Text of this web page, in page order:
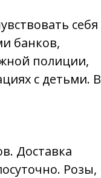
себя
банков,
полиции,
с детьми. В
Доставка
Розы,